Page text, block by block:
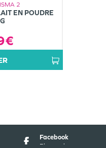
2
EN POUDRE
Facebook
Pharmabest